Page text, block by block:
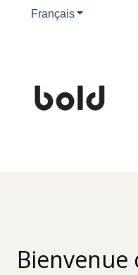
FrançaisAfficher le
Bienvenue